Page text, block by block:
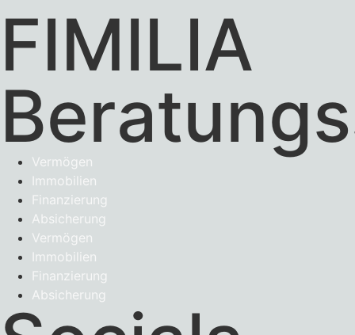
FIMILIA
Vermögen
Immobilien
Finanzierung
Absicherung
Vermögen
Immobilien
Finanzierung
Absicherung